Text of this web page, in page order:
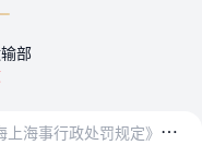
部
交
通运输部决定对《中华人民共和国海上海事行政处罚规定》（交通运输部令2015年第8号）作如下修改：